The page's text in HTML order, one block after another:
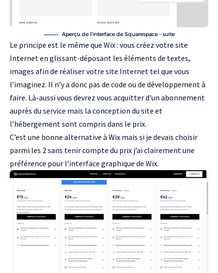
Aperçu de l’interface de Squarespace – suite
Le principe est le même que Wix : vous créez votre site
Internet en glissant-déposant les éléments de textes,
images afin de réaliser votre site Internet tel que vous
l’imaginez. Il n’y a donc pas de code ou de développement à
faire. Là-aussi vous devrez vous acquitter d’un abonnement
auprès du service mais la conception du site et
l’hébergement sont compris dans le prix.
C’est une bonne alternative à Wix mais si je devais choisir
parmi les 2 sans tenir compte du prix j’ai clairement une
préférence pour l’interface graphique de Wix.